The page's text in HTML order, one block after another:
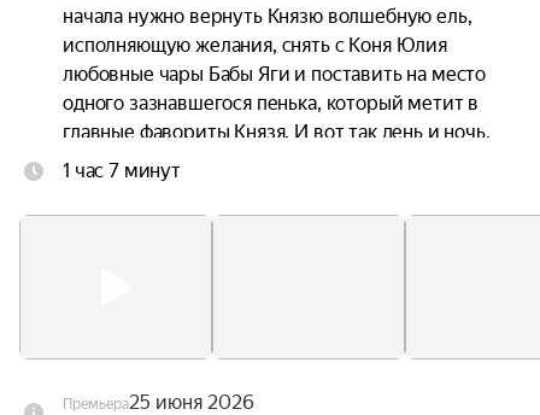
начала нужно вернуть Князю волшебную ель,
исполняющую желания, снять с Коня Юлия
любовные чары Бабы Яги и поставить на место
одного зазнавшегося пенька, который метит в
главные фавориты Князя. И вот так день и ночь,
без отдыха и сна несут они на своих плечах
самом прямом смысле. Главное, чтобы не
1 час 7 минут
Премьера25 июня 2026